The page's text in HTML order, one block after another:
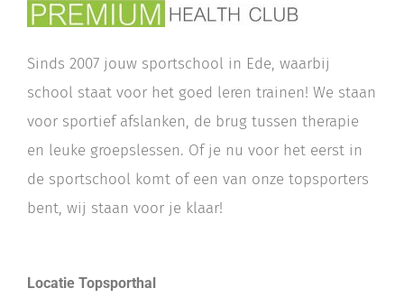
Sinds 2007 jouw sportschool in Ede, waarbij
school staat voor het goed leren trainen! We staan
voor sportief afslanken, de brug tussen therapie
en leuke groepslessen. Of je nu voor het eerst in
de sportschool komt of een van onze topsporters
bent, wij staan voor je klaar!
Locatie Topsporthal